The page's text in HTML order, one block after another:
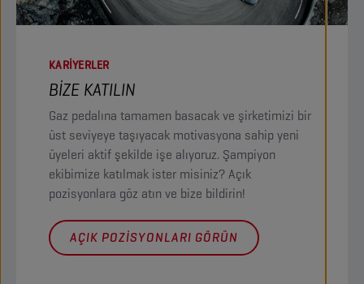
KARIYERLER
BİZE KATILIN
Gaz pedalına tamamen basacak ve şirketimizi bir
üst seviyeye taşıyacak motivasyona sahip yeni
üyeleri aktif şekilde işe alıyoruz. Şampiyon
ekibimize katılmak ister misiniz? Açık
pozisyonlara göz atın ve bize bildirin!
AÇIK POZISYONLARI GÖRÜN